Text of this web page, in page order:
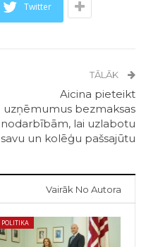
Twitter
TĀLĀK
Aicina pieteikt
uzņēmumus bezmaksas
nodarbībām, lai uzlabotu
savu un kolēģu pašsajūtu
Vairāk No Autora
POLITIKA